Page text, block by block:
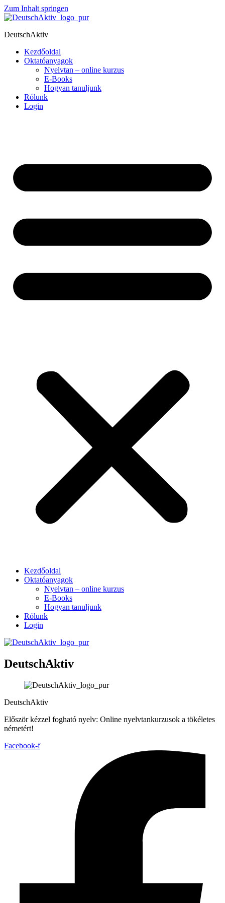
Zum Inhalt springen
DeutschAktiv
Kezdőoldal
Oktatóanyagok
Nyelvtan – online kurzus
E-Books
Hogyan tanuljunk
Rólunk
Login
Kezdőoldal
Oktatóanyagok
Nyelvtan – online kurzus
E-Books
Hogyan tanuljunk
Rólunk
Login
DeutschAktiv
DeutschAktiv
Először kézzel fogható nyelv: Online nyelvtankurzusok a tökéletes
németért!
Facebook-f